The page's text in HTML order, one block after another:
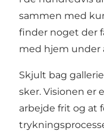
sammen med
finder noget der
med hjem under
Skjult bag
sker. Visionen er
arbejde frit og at